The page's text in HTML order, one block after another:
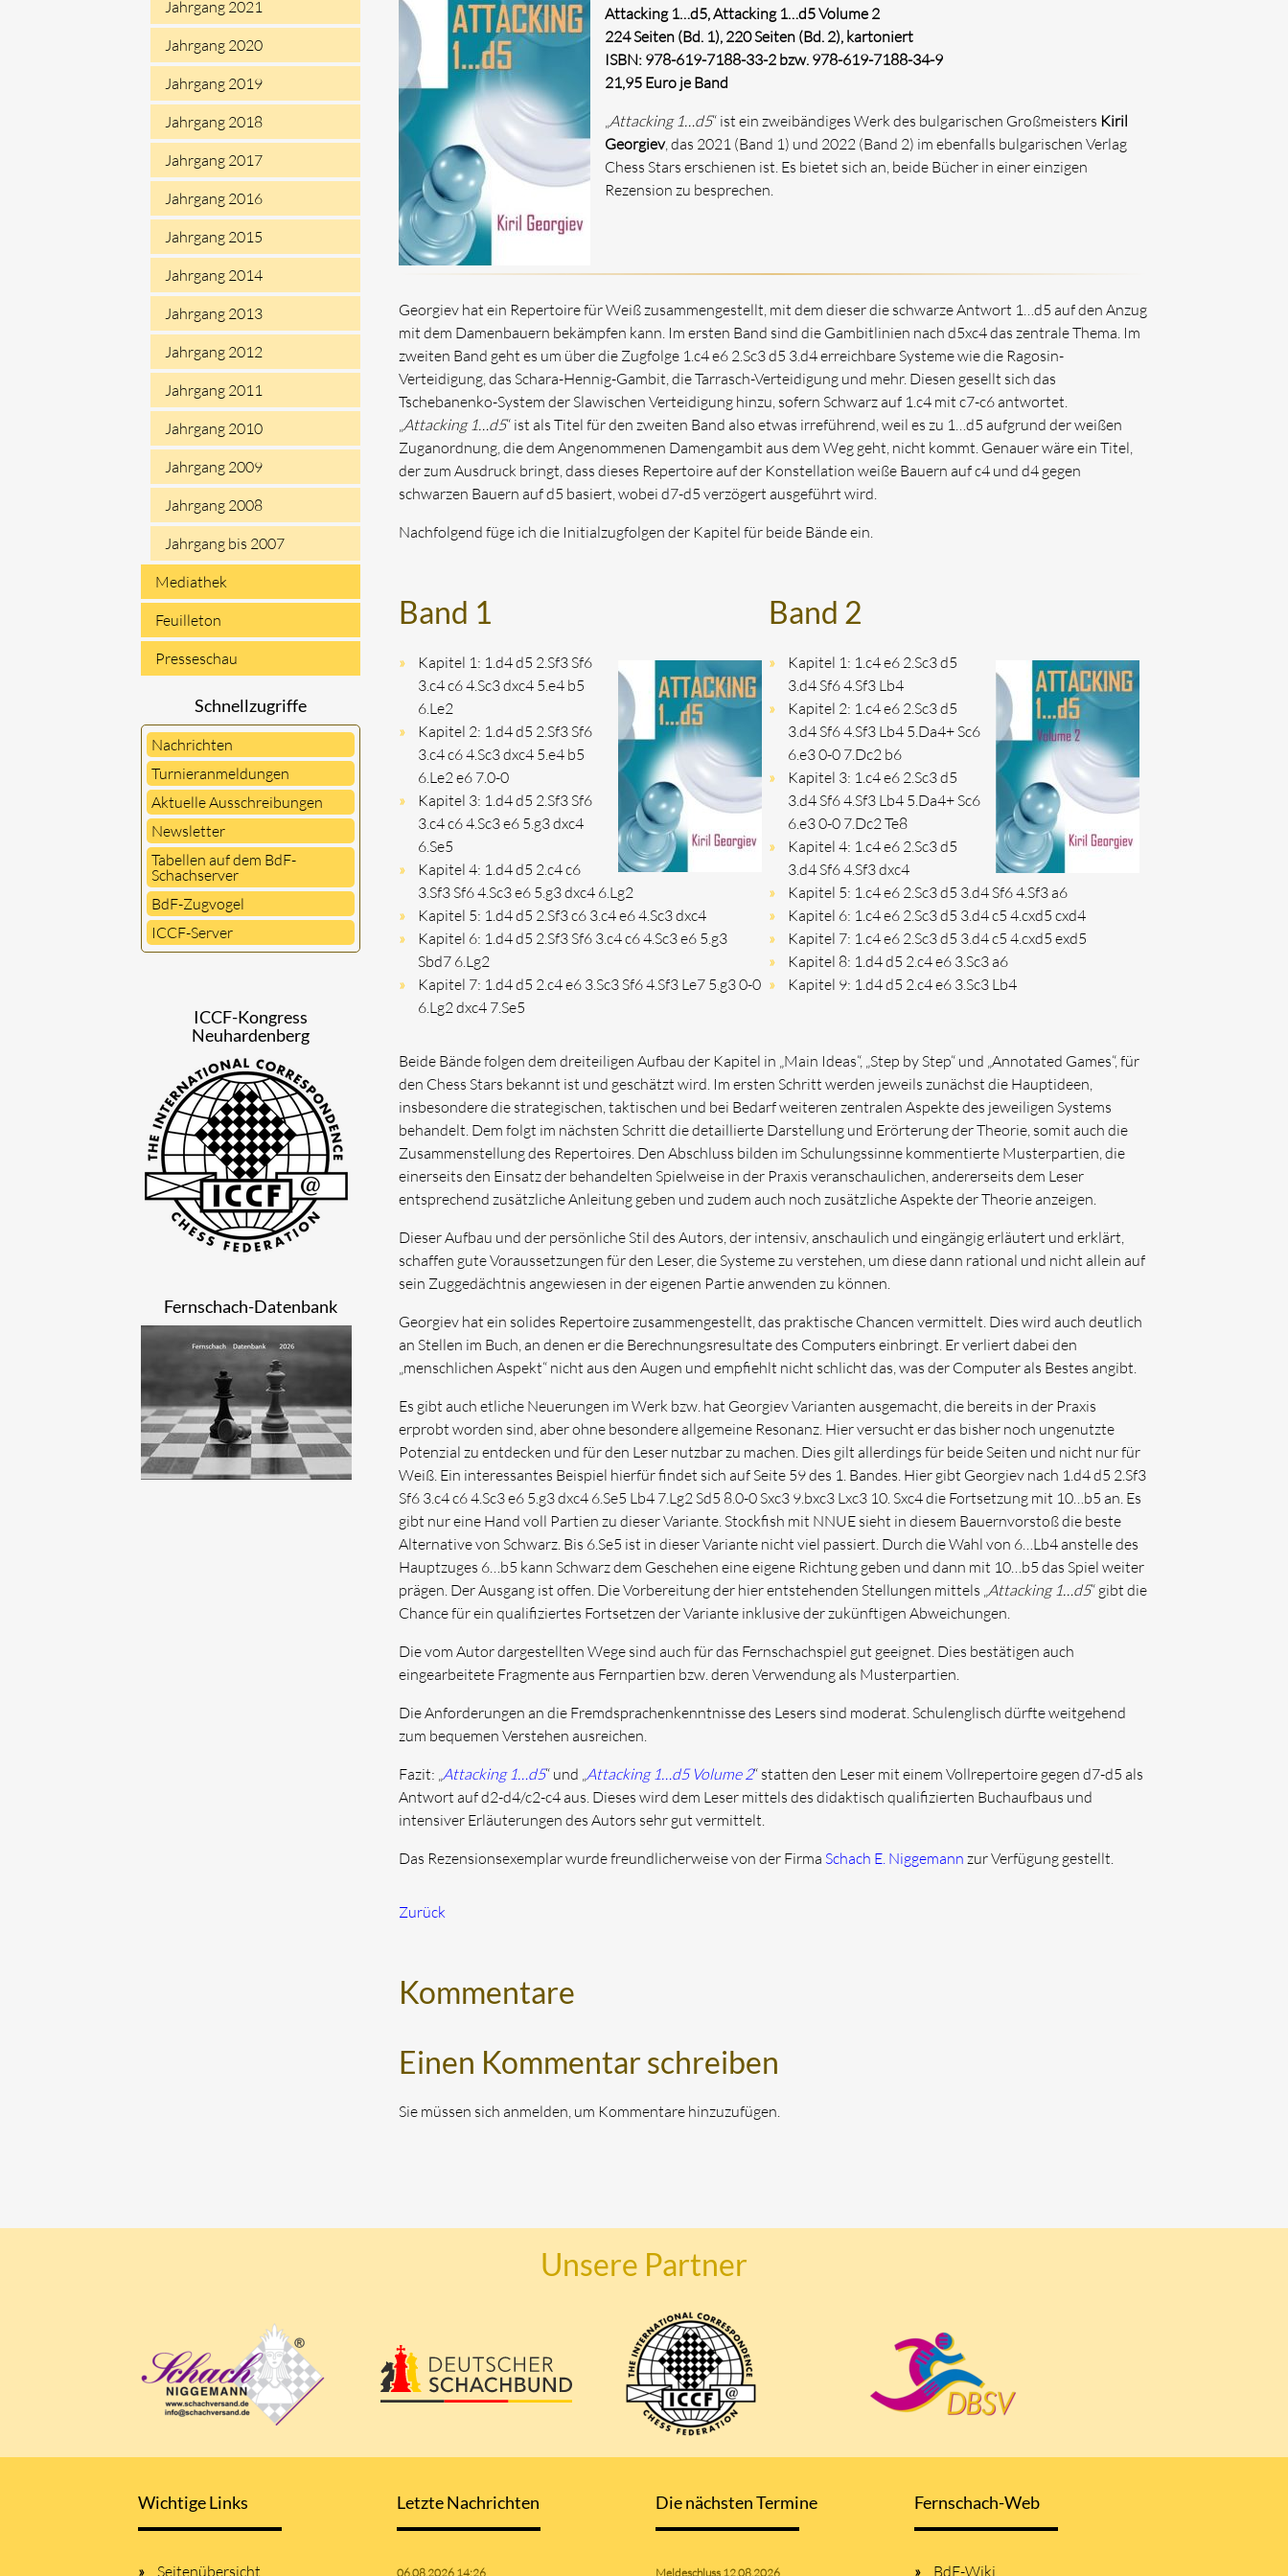
Attacking 1…d5, Attacking 1…d5 Volume 2
224 Seiten (Bd. 1), 220 Seiten (Bd. 2), kartoniert
ISBN: 978-619-7188-33-2 bzw. 978-619-7188-34-9
21,95 Euro je Band
„Attacking 1…d5“ ist ein zweibändiges Werk des bulgarischen Großmeisters Kiril
Georgiev, das 2021 (Band 1) und 2022 (Band 2) im ebenfalls bulgarischen Verlag
Chess Stars erschienen ist. Es bietet sich an, beide Bücher in einer einzigen
Rezension zu besprechen.
Georgiev hat ein Repertoire für Weiß zusammengestellt, mit dem dieser die schwarze Antwort 1…d5 auf den Anzug
mit dem Damenbauern bekämpfen kann. Im ersten Band sind die Gambitlinien nach d5xc4 das zentrale Thema. Im
zweiten Band geht es um über die Zugfolge 1.c4 e6 2.Sc3 d5 3.d4 erreichbare Systeme wie die Ragosin-
Verteidigung, das Schara-Hennig-Gambit, die Tarrasch-Verteidigung und mehr. Diesen gesellt sich das
Tschebanenko-System der Slawischen Verteidigung hinzu, sofern Schwarz auf 1.c4 mit c7-c6 antwortet.
„Attacking 1…d5“ ist als Titel für den zweiten Band also etwas irreführend, weil es zu 1…d5 aufgrund der weißen
Zuganordnung, die dem Angenommenen Damengambit aus dem Weg geht, nicht kommt. Genauer wäre ein Titel,
der zum Ausdruck bringt, dass dieses Repertoire auf der Konstellation weiße Bauern auf c4 und d4 gegen
schwarzen Bauern auf d5 basiert, wobei d7-d5 verzögert ausgeführt wird.
Nachfolgend füge ich die Initialzugfolgen der Kapitel für beide Bände ein.
Band 1
Kapitel 1: 1.d4 d5 2.Sf3 Sf6
3.c4 c6 4.Sc3 dxc4 5.e4 b5
6.Le2
Kapitel 2: 1.d4 d5 2.Sf3 Sf6
3.c4 c6 4.Sc3 dxc4 5.e4 b5
6.Le2 e6 7.0-0
Kapitel 3: 1.d4 d5 2.Sf3 Sf6
3.c4 c6 4.Sc3 e6 5.g3 dxc4
6.Se5
Kapitel 4: 1.d4 d5 2.c4 c6
3.Sf3 Sf6 4.Sc3 e6 5.g3 dxc4 6.Lg2
Kapitel 5: 1.d4 d5 2.Sf3 c6 3.c4 e6 4.Sc3 dxc4
Kapitel 6: 1.d4 d5 2.Sf3 Sf6 3.c4 c6 4.Sc3 e6 5.g3
Sbd7 6.Lg2
Kapitel 7: 1.d4 d5 2.c4 e6 3.Sc3 Sf6 4.Sf3 Le7 5.g3 0-0
6.Lg2 dxc4 7.Se5
Band 2
Kapitel 1: 1.c4 e6 2.Sc3 d5
3.d4 Sf6 4.Sf3 Lb4
Kapitel 2: 1.c4 e6 2.Sc3 d5
3.d4 Sf6 4.Sf3 Lb4 5.Da4+ Sc6
6.e3 0-0 7.Dc2 b6
Kapitel 3: 1.c4 e6 2.Sc3 d5
3.d4 Sf6 4.Sf3 Lb4 5.Da4+ Sc6
6.e3 0-0 7.Dc2 Te8
Kapitel 4: 1.c4 e6 2.Sc3 d5
3.d4 Sf6 4.Sf3 dxc4
Kapitel 5: 1.c4 e6 2.Sc3 d5 3.d4 Sf6 4.Sf3 a6
Kapitel 6: 1.c4 e6 2.Sc3 d5 3.d4 c5 4.cxd5 cxd4
Kapitel 7: 1.c4 e6 2.Sc3 d5 3.d4 c5 4.cxd5 exd5
Kapitel 8: 1.d4 d5 2.c4 e6 3.Sc3 a6
Kapitel 9: 1.d4 d5 2.c4 e6 3.Sc3 Lb4
Beide Bände folgen dem dreiteiligen Aufbau der Kapitel in „Main Ideas“, „Step by Step“ und „Annotated Games“, für
den Chess Stars bekannt ist und geschätzt wird. Im ersten Schritt werden jeweils zunächst die Hauptideen,
insbesondere die strategischen, taktischen und bei Bedarf weiteren zentralen Aspekte des jeweiligen Systems
behandelt. Dem folgt im nächsten Schritt die detaillierte Darstellung und Erörterung der Theorie, somit auch die
Zusammenstellung des Repertoires. Den Abschluss bilden im Schulungssinne kommentierte Musterpartien, die
einerseits den Einsatz der behandelten Spielweise in der Praxis veranschaulichen, andererseits dem Leser
entsprechend zusätzliche Anleitung geben und zudem auch noch zusätzliche Aspekte der Theorie anzeigen.
Dieser Aufbau und der persönliche Stil des Autors, der intensiv, anschaulich und eingängig erläutert und erklärt,
schaffen gute Voraussetzungen für den Leser, die Systeme zu verstehen, um diese dann rational und nicht allein auf
sein Zuggedächtnis angewiesen in der eigenen Partie anwenden zu können.
Georgiev hat ein solides Repertoire zusammengestellt, das praktische Chancen vermittelt. Dies wird auch deutlich
an Stellen im Buch, an denen er die Berechnungsresultate des Computers einbringt. Er verliert dabei den
„menschlichen Aspekt“ nicht aus den Augen und empfiehlt nicht schlicht das, was der Computer als Bestes angibt.
Es gibt auch etliche Neuerungen im Werk bzw. hat Georgiev Varianten ausgemacht, die bereits in der Praxis
erprobt worden sind, aber ohne besondere allgemeine Resonanz. Hier versucht er das bisher noch ungenutzte
Potenzial zu entdecken und für den Leser nutzbar zu machen. Dies gilt allerdings für beide Seiten und nicht nur für
Weiß. Ein interessantes Beispiel hierfür findet sich auf Seite 59 des 1. Bandes. Hier gibt Georgiev nach 1.d4 d5 2.Sf3
Sf6 3.c4 c6 4.Sc3 e6 5.g3 dxc4 6.Se5 Lb4 7.Lg2 Sd5 8.0-0 Sxc3 9.bxc3 Lxc3 10. Sxc4 die Fortsetzung mit 10…b5 an. Es
gibt nur eine Hand voll Partien zu dieser Variante. Stockfish mit NNUE sieht in diesem Bauernvorstoß die beste
Alternative von Schwarz. Bis 6.Se5 ist in dieser Variante nicht viel passiert. Durch die Wahl von 6…Lb4 anstelle des
Hauptzuges 6…b5 kann Schwarz dem Geschehen eine eigene Richtung geben und dann mit 10…b5 das Spiel weiter
prägen. Der Ausgang ist offen. Die Vorbereitung der hier entstehenden Stellungen mittels „Attacking 1…d5“ gibt die
Chance für ein qualifiziertes Fortsetzen der Variante inklusive der zukünftigen Abweichungen.
Die vom Autor dargestellten Wege sind auch für das Fernschachspiel gut geeignet. Dies bestätigen auch
eingearbeitete Fragmente aus Fernpartien bzw. deren Verwendung als Musterpartien.
Die Anforderungen an die Fremdsprachenkenntnisse des Lesers sind moderat. Schulenglisch dürfte weitgehend
zum bequemen Verstehen ausreichen.
Fazit: „Attacking 1…d5“ und „Attacking 1…d5 Volume 2“ statten den Leser mit einem Vollrepertoire gegen d7-d5 als
Antwort auf d2-d4/c2-c4 aus. Dieses wird dem Leser mittels des didaktisch qualifizierten Buchaufbaus und
intensiver Erläuterungen des Autors sehr gut vermittelt.
Das Rezensionsexemplar wurde freundlicherweise von der Firma Schach E. Niggemann zur Verfügung gestellt.
Zurück
Kommentare
Einen Kommentar schreiben
Sie müssen sich anmelden, um Kommentare hinzuzufügen.
Jahrgang 2021
Jahrgang 2020
Jahrgang 2019
Jahrgang 2018
Jahrgang 2017
Jahrgang 2016
Jahrgang 2015
Jahrgang 2014
Jahrgang 2013
Jahrgang 2012
Jahrgang 2011
Jahrgang 2010
Jahrgang 2009
Jahrgang 2008
Jahrgang bis 2007
Mediathek
Feuilleton
Presseschau
Schnellzugriffe
Nachrichten
Turnieranmeldungen
Aktuelle Ausschreibungen
Newsletter
Tabellen auf dem BdF-
Schachserver
BdF-Zugvogel
ICCF-Server
ICCF-Kongress
Neuhardenberg
Fernschach-Datenbank
Unsere Partner
Wichtige Links
Seitenübersicht
Letzte Nachrichten
06.08.2026 14:26
Die nächsten Termine
Meldeschluss 12.08.2026
Fernschach-Web
BdF-Wiki